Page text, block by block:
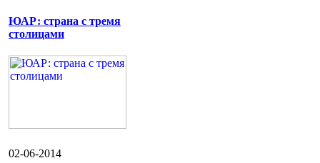
ЮАР: страна с тремя
столицами
02-06-2014